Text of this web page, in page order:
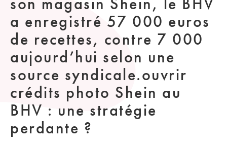
a enregistré 57 000 euros
de recettes, contre 7 000
aujourd’hui selon une
source syndicale.ouvrir
crédits photo Shein au
BHV : une stratégie
perdante ?